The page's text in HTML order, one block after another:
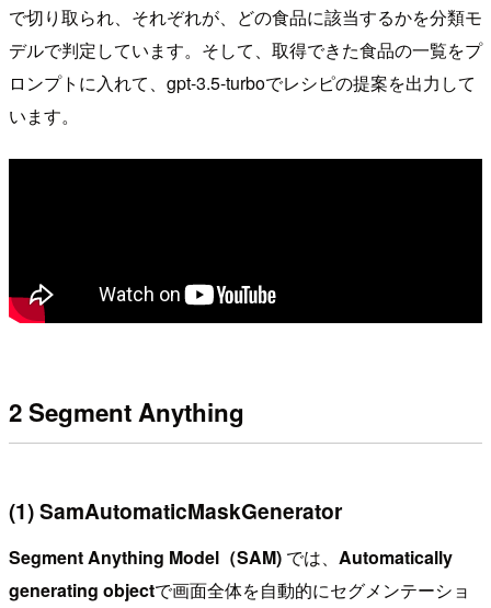
で切り取られ、それぞれが、どの食品に該当するかを分類モ
デルで判定しています。そして、取得できた食品の一覧をプ
ロンプトに入れて、gpt-3.5-turboでレシピの提案を出力して
います。
2 Segment Anything
(1) SamAutomaticMaskGenerator
Segment Anything Model（SAM) では、 Automatically
generating objectで画面全体を自動的にセグメンテーショ